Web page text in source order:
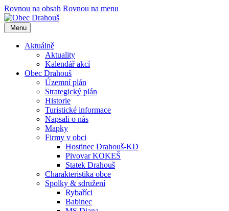
Rovnou na obsah Rovnou na menu
Menu
Aktuálně
Aktuality
Kalendář akcí
Obec Drahouš
Územní plán
Strategický plán
Historie
Turistické informace
Napsali o nás
Mapky
Firmy v obci
Hostinec Drahouš-KD
Pivovar KOKEŠ
Statek Drahouš
Charakteristika obce
Spolky & sdružení
Rybaříci
Babinec